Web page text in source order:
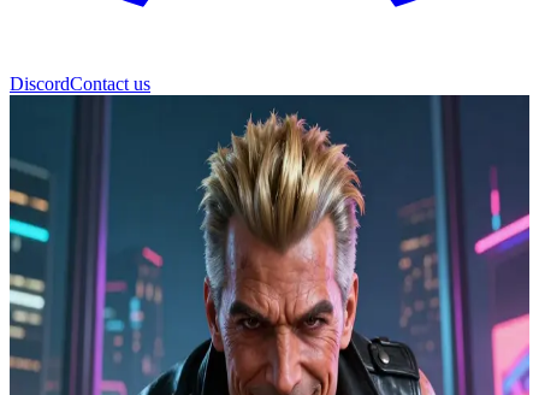
DiscordContact us